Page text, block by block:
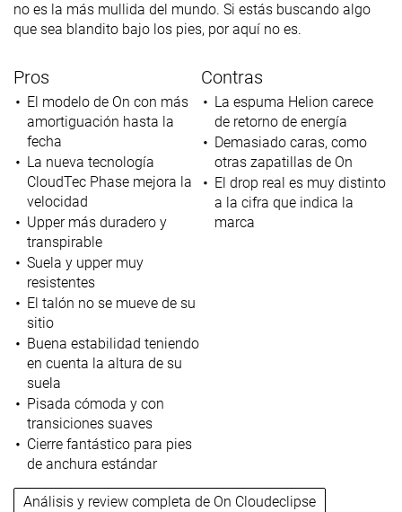
no es la más mullida del mundo. Si estás buscando algo
que sea blandito bajo los pies, por aquí no es.
Pros
El modelo de On con más
amortiguación hasta la
fecha
La nueva tecnología
CloudTec Phase mejora la
velocidad
Upper más duradero y
transpirable
Suela y upper muy
resistentes
El talón no se mueve de su
sitio
Buena estabilidad teniendo
en cuenta la altura de su
suela
Pisada cómoda y con
transiciones suaves
Cierre fantástico para pies
de anchura estándar
Contras
La espuma Helion carece
de retorno de energía
Demasiado caras, como
otras zapatillas de On
El drop real es muy distinto
a la cifra que indica la
marca
Análisis y review completa de On Cloudeclipse